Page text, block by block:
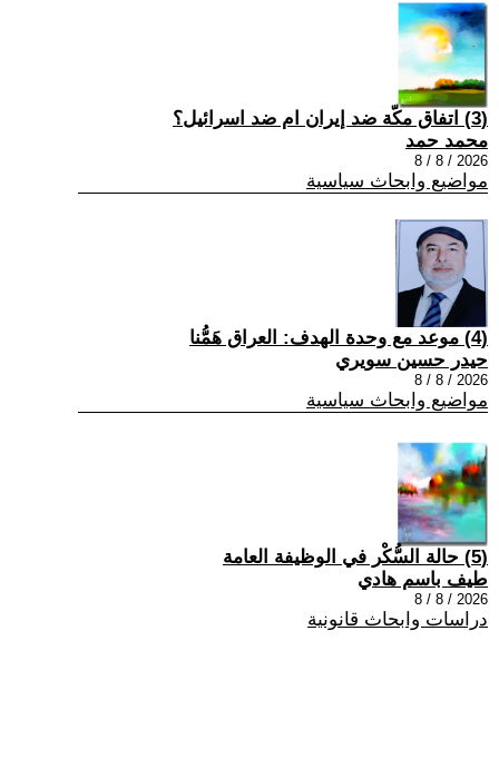
(3) اتفاق مكّة ضد إيران ام ضد اسرائيل؟
محمد حمد
2026 / 8 / 8
مواضيع وابحاث سياسية
(4) موعد مع وحدة الهدف: العراق هَمُّنا
حيدر حسين سويري
2026 / 8 / 8
مواضيع وابحاث سياسية
(5) حالة السُّكْر في الوظيفة العامة
طيف باسم هادي
2026 / 8 / 8
دراسات وابحاث قانونية